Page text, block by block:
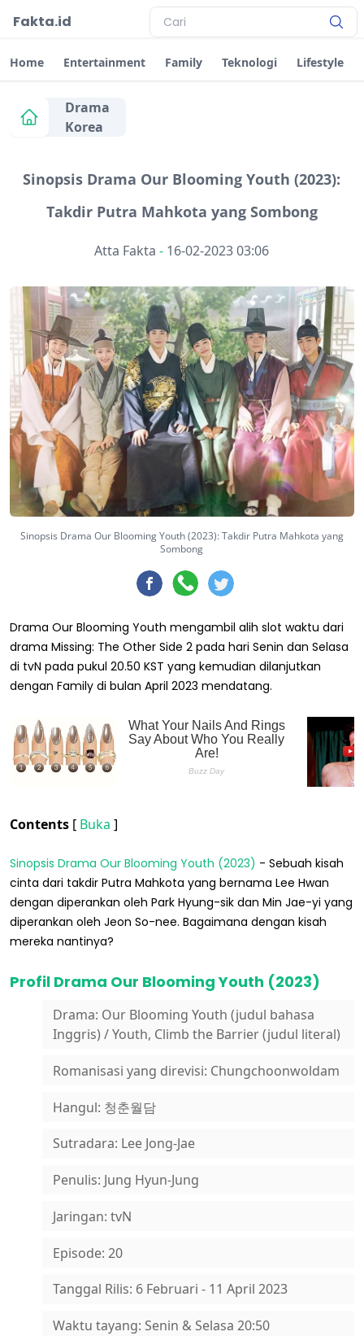
Fakta.id
Home Entertainment Family Teknologi Lifestyle
Drama
Korea
Sinopsis Drama Our Blooming Youth (2023):
Takdir Putra Mahkota yang Sombong
Atta Fakta - 16-02-2023 03:06
Sinopsis Drama Our Blooming Youth (2023): Takdir Putra Mahkota yang
Sombong
Drama Our Blooming Youth mengambil alih slot waktu dari
drama Missing: The Other Side 2 pada hari Senin dan Selasa
di tvN pada pukul 20.50 KST yang kemudian dilanjutkan
dengan Family di bulan April 2023 mendatang.
Contents [ Buka ]
Sinopsis Drama Our Blooming Youth (2023) - Sebuah kisah
cinta dari takdir Putra Mahkota yang bernama Lee Hwan
dengan diperankan oleh Park Hyung-sik dan Min Jae-yi yang
diperankan oleh Jeon So-nee. Bagaimana dengan kisah
mereka nantinya?
Profil Drama Our Blooming Youth (2023)
Drama: Our Blooming Youth (judul bahasa
Inggris) / Youth, Climb the Barrier (judul literal)
Romanisasi yang direvisi: Chungchoonwoldam
Hangul: 청춘월담
Sutradara: Lee Jong-Jae
Penulis: Jung Hyun-Jung
Jaringan: tvN
Episode: 20
Tanggal Rilis: 6 Februari - 11 April 2023
Waktu tayang: Senin & Selasa 20:50